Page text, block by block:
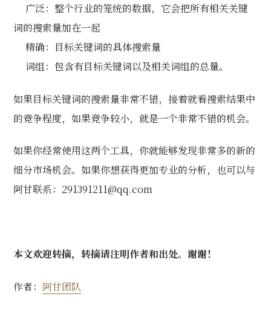
广泛：整个行业的笼统的数据，它会把所有相关关键
词的搜索量加在一起
精确：目标关键词的具体搜索量
词组：包含有目标关键词以及相关词组的总量。
如果目标关键词的搜索量非常不错，接着就看搜索结果中
的竞争程度，如果竞争较小，就是一个非常不错的机会。
如果你经常使用这两个工具，你就能够发现非常多的新的
细分市场机会。如果你想获得更加专业的分析，也可以与
阿甘联系：291391211@qq.com
本文欢迎转摘，转摘请注明作者和出处。谢谢！
作者： 阿甘团队